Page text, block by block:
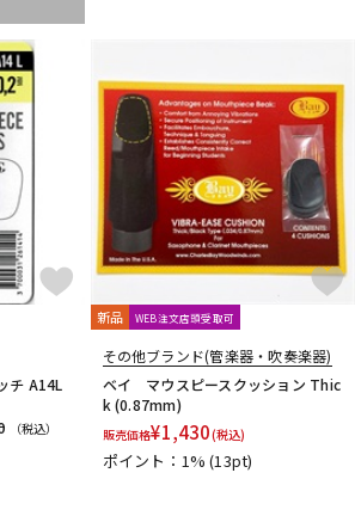
SOULO MUTE
TAHORNG
Ted Klum
Tom Crown
trumpet station
Ullven
Pure UNISON unknown
UPMUTE
VIVACE waltons
Warburton
Stone XO YAMAHA
YANAGISAWA
アレキサンダー（リード）
ル
オオサワオカリナ
ーカー ツルピカ君
ハリソン
チ A14L
（税込）
新品 WEB注文店頭受取可
その他ブランド(管楽器・吹奏楽器)
ベイ マウスピースクッション Thic
k (0.87mm)
販売価格¥1,430(税込)
ポイント：1%(13pt)